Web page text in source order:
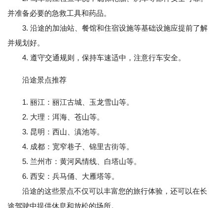
并准备必要的急救工具和药品。
3. 沿途的加油站、餐馆和住宿设施等基础设施应提前了解
并规划好。
4. 遵守交通规则，保持车速适中，注意行车安全。
沿途景点推荐
1. 丽江：丽江古城、玉龙雪山等。
2. 大理：洱海、苍山等。
3. 昆明：西山、滇池等。
4. 成都：宽窄巷子、锦里古街等。
5. 兰州市：黄河风情线、白塔山等。
6. 西安：兵马俑、大雁塔等。
沿途的这些景点不仅可以丰富您的旅行体验，还可以在长
途驾驶中提供休息和放松的场所。